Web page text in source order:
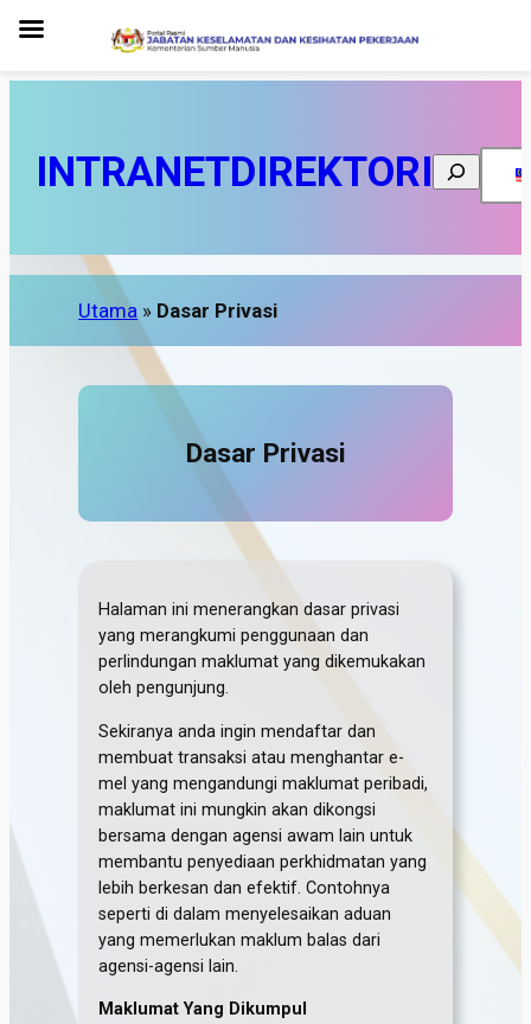
INTRANETDIREKTORI Search
Utama » Dasar Privasi
Dasar Privasi
Halaman ini menerangkan dasar privasi
yang merangkumi penggunaan dan
perlindungan maklumat yang dikemukakan
oleh pengunjung.
Sekiranya anda ingin mendaftar dan
membuat transaksi atau menghantar e-
mel yang mengandungi maklumat peribadi,
maklumat ini mungkin akan dikongsi
bersama dengan agensi awam lain untuk
membantu penyediaan perkhidmatan yang
lebih berkesan dan efektif. Contohnya
seperti di dalam menyelesaikan aduan
yang memerlukan maklum balas dari
agensi-agensi lain.
Maklumat Yang Dikumpul